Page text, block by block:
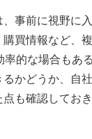
事前に視野に
買情報など、
的な場合もあ
かどうか、自
も確認しておき